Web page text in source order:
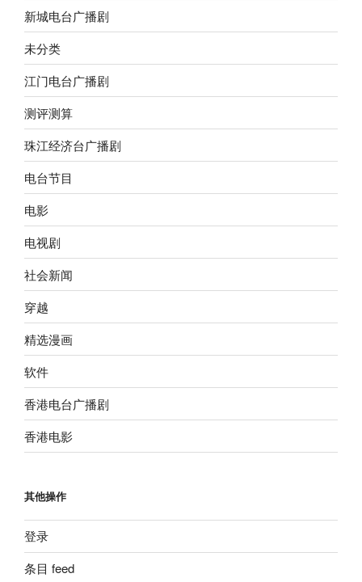
新城电台广播剧
未分类
江门电台广播剧
测评测算
珠江经济台广播剧
电台节目
电影
电视剧
社会新闻
穿越
精选漫画
软件
香港电台广播剧
香港电影
其他操作
登录
条目 feed